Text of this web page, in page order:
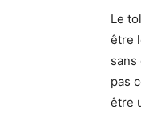
Le
être
sans
pas
être